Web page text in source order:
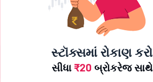
સ્ટૉક્સમાં રોકાણ કરો
સીધા ₹20 બ્રોકરેજ સાથે